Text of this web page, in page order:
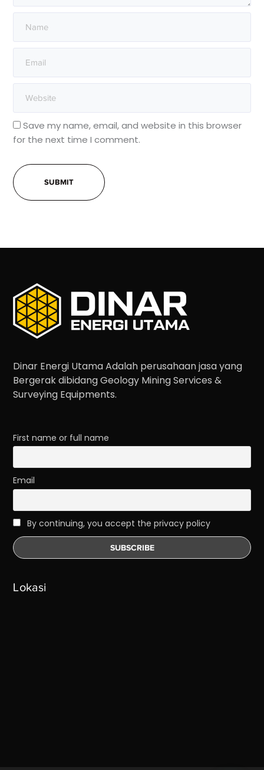
Save my name, email, and website in this browser
for the next time I comment.
Dinar Energi Utama Adalah perusahaan jasa yang
Bergerak dibidang Geology Mining Services &
Surveying Equipments.
First name or full name
Email
By continuing, you accept the privacy policy
Lokasi